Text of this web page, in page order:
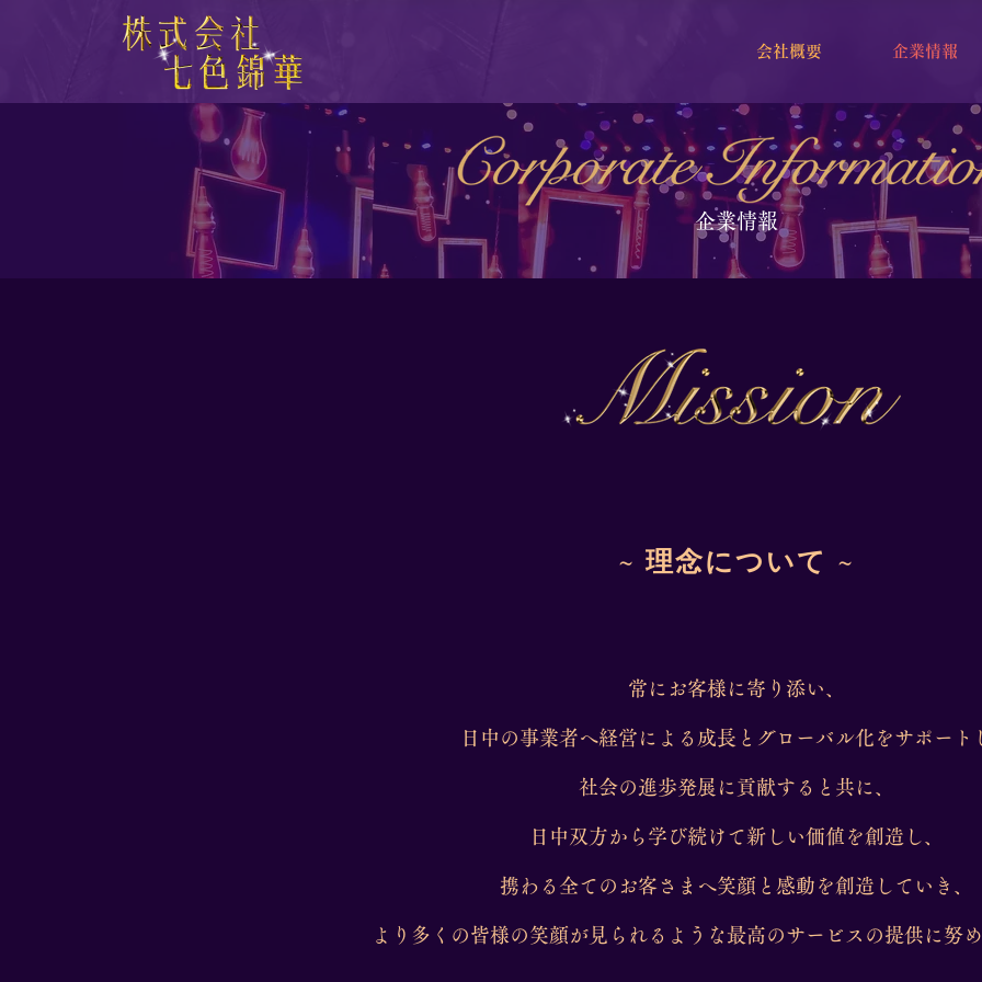
会社概要 企業情報
企業情報
~ 理念について ~
常にお客様に寄り添い、
日中の事業者へ経営による成長とグローバル化をサポート
社会の進歩発展に貢献すると共に、
日中双方から学び続けて新しい価値を創造し、
携わる全てのお客さまへ笑顔と感動を創造していき、
より多くの皆様の笑顔が見られるような最高のサービスの提供に努め